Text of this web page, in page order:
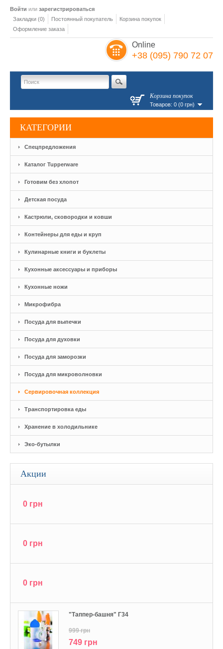
Войти или зарегистрироваться
Закладки (0)
Постоянный покупатель
Корзина покупок
Оформление заказа
Online
+38 (095) 790 72 07
Корзина покупок
Товаров: 0 (0 грн)
КАТЕГОРИИ
Спецпредложения
Каталог Tupperware
Готовим без хлопот
Детская посуда
Кастрюли, сковородки и ковши
Контейнеры для еды и круп
Кулинарные книги и буклеты
Кухонные аксессуары и приборы
Кухонные ножи
Микрофибра
Посуда для выпечки
Посуда для духовки
Посуда для заморозки
Посуда для микроволновки
Сервировочная коллекция
Транспортировка еды
Хранение в холодильнике
Эко-бутылки
Акции
0 грн
0 грн
0 грн
"Tаппер-башня" Г34
999 грн
749 грн